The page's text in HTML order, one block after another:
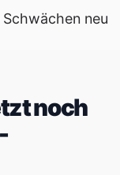
neu
noch